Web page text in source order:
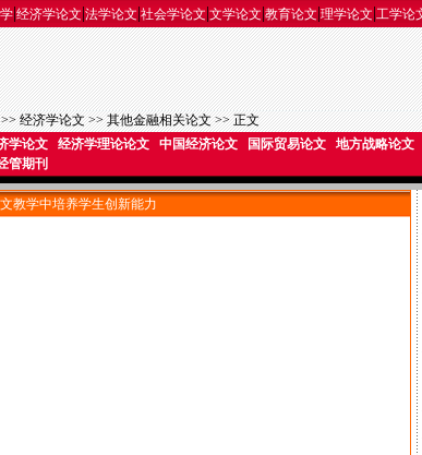
|经济学论文|法学论文|社会学论文|文学论文|教育论文|理学论文|工学论
经济学论文>>其他金融相关论文>> 正文
学论文 经济学理论论文 中国经济论文 国际贸易论文
地方战略论文
管期刊
教学中培养学生创新能力